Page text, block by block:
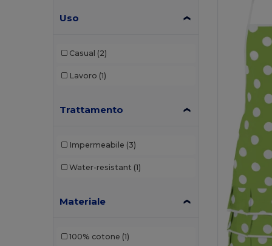
Uso
Casual (2)
Lavoro (1)
Trattamento
Impermeabile (3)
Water-resistant (1)
Materiale
100% cotone (1)